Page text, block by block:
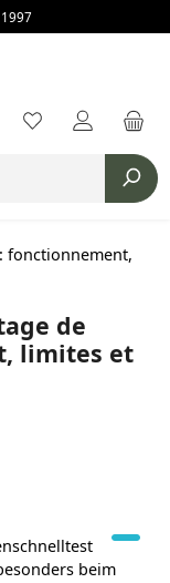
1997
Vous avez 0
fonctionnement,
de
limites et
beim